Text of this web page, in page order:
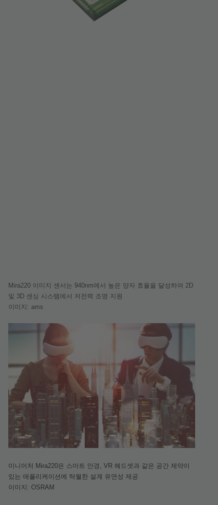
Mira220 이미지 센서는 940nm에서 높은 양자 효율을 달성하여 2D
및 3D 센싱 시스템에서 저전력 조명 지원
이미지: ams
미니어처 Mira220은 스마트 안경, VR 헤드셋과 같은 공간 제약이
있는 애플리케이션에 탁월한 설계 유연성 제공
이미지: OSRAM